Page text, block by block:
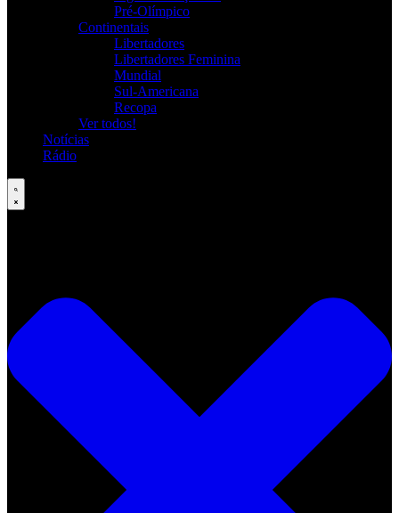
Pré-Olímpico
Continentais
Libertadores
Libertadores Feminina
Mundial
Sul-Americana
Recopa
Ver todos!
Notícias
Rádio